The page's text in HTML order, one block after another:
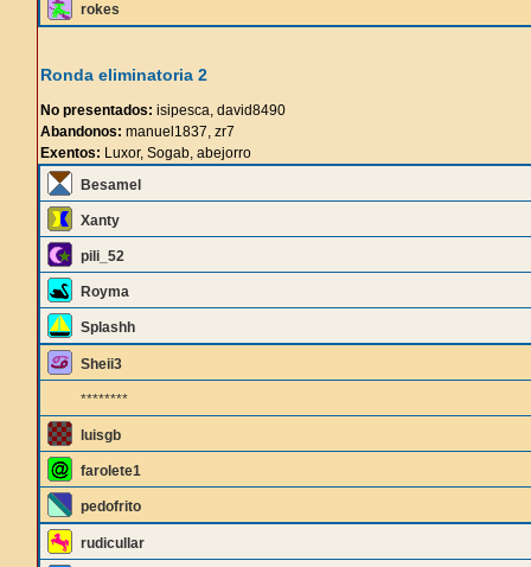
rokes
Ronda eliminatoria 2
No presentados: isipesca, david8490
Abandonos: manuel1837, zr7
Exentos: Luxor, Sogab, abejorro
Besamel
Xanty
pili_52
Royma
Splashh
Sheii3
********
luisgb
farolete1
pedofrito
rudicullar